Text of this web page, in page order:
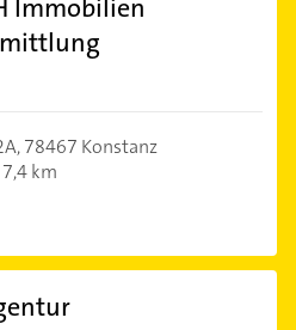
Immobilien
78467 Konstanz
7,4 km